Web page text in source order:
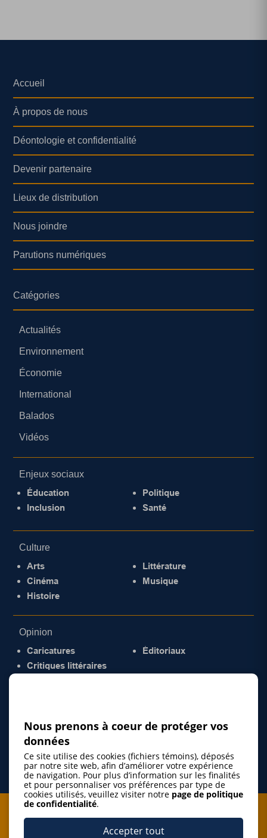
Accueil
À propos de nous
Déontologie et confidentialité
Devenir partenaire
Lieux de distribution
Nous joindre
Parutions numériques
Catégories
Actualités
Environnement
Économie
International
Balados
Vidéos
Enjeux sociaux
Éducation
Inclusion
Politique
Santé
Culture
Arts
Cinéma
Histoire
Littérature
Musique
Opinion
Caricatures
Critiques littéraires
Éditoriaux
Je m'abonne à l'infolettre
Nous prenons à coeur de protéger vos
données
Ce site utilise des cookies (fichiers témoins), déposés
par notre site web, afin d’améliorer votre expérience
de navigation. Pour plus d’information sur les finalités
et pour personnaliser vos préférences par type de
cookies utilisés, veuillez visiter notre page de politique
de confidentialité.
Accepter tout